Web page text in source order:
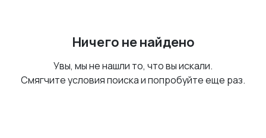
Ничего не найдено
Увы, мы не нашли то, что вы искали.
Смягчите условия поиска и попробуйте еще раз.